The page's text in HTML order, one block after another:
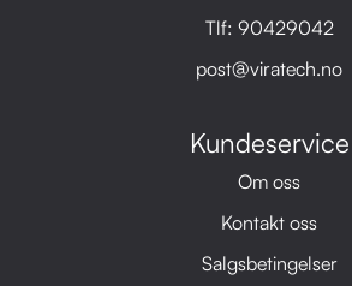
Tlf: 90429042
post@viratech.no
Kundeservice
Om oss
Kontakt oss
Salgsbetingelser